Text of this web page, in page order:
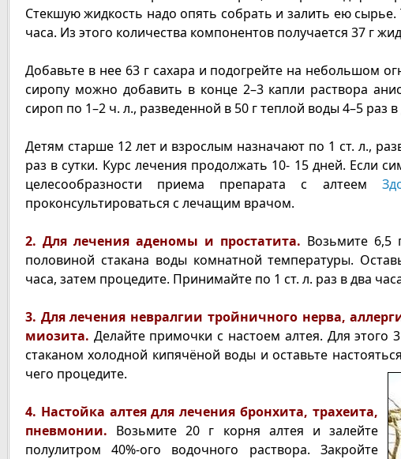
Стекшую жидкость надо опять собрать и залить ею сырье.
часа. Из этого количества компонентов получается 37 г
Добавьте в нее 63 г сахара и подогрейте на небольшом
сиропу можно добавить в конце 2–3 капли раствора
сироп по 1–2 ч. л., разведенной в 50 г теплой воды 4–5 раз
Детям старше 12 лет и взрослым назначают по 1 ст. л.,
раз в сутки. Курс лечения продолжать 10- 15 дней. Если
целесообразности приема препарата с алтеем
проконсультироваться с лечащим врачом.
2. Для лечения аденомы и простатита. Возьмите 6,5
половиной стакана воды комнатной температуры.
часа, затем процедите. Принимайте по 1 ст. л. раз в два
3. Для лечения невралгии тройничного нерва,
миозита. Делайте примочки с настоем алтея. Для этого
стаканом холодной кипячёной воды и оставьте
чего процедите.
4. Настойка алтея для лечения бронхита, трахеита,
пневмонии. Возьмите 20 г корня алтея и залейте
полулитром 40%-ого водочного раствора. Закройте